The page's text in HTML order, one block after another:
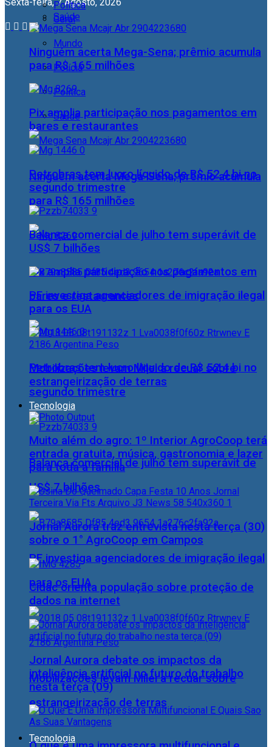
Geral
Mundo
Polícia
Política
Saúde
Ninguém acerta Mega-Sena; prêmio acumula
para R$ 165 milhões
Pix amplia participação nos pagamentos em
bares e restaurantes
Petrobras tem lucro líquido de R$ 52,4 bi no
segundo trimestre
Balança comercial de julho tem superávit de
US$ 7 bilhões
PF investiga agenciadores de imigração ilegal
para os EUA
Mobilizações levam Milei a recuar sobre
estrangeirização de terras
Tecnologia
Política
Saúde
Ninguém acerta Mega-Sena; prêmio acumula
para R$ 165 milhões
Pix amplia participação nos pagamentos em
bares e restaurantes
Petrobras tem lucro líquido de R$ 52,4 bi no
segundo trimestre
Balança comercial de julho tem superávit de
US$ 7 bilhões
PF investiga agenciadores de imigração ilegal
para os EUA
Mobilizações levam Milei a recuar sobre
estrangeirização de terras
Tecnologia
Muito além do agro: 1º Interior AgroCoop terá
entrada gratuita, música, gastronomia e lazer
para toda a família
Jornal Aurora traz entrevista nesta terça (30)
sobre o 1° AgroCoop em Campos
Cidac orienta população sobre proteção de
dados na internet
Jornal Aurora debate os impactos da
inteligência artificial no futuro do trabalho
nesta terça (09)